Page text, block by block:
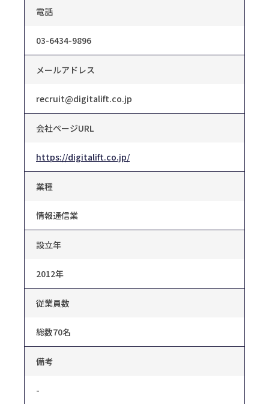
電話
03-6434-9896
メールアドレス
recruit@digitalift.co.jp
会社ページURL
https://digitalift.co.jp/
業種
情報通信業
設立年
2012年
従業員数
総数70名
備考
-